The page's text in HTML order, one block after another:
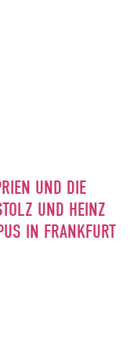
UND DIE
UND HEINZ
IN FRANKFURT